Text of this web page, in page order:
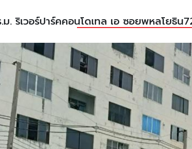
. ริเวอร์ปาร์คคอนโดเทล เอ ซอยพหลโยธิ